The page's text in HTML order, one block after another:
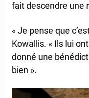
fait descendre une
« Je pense que
Kowallis. « Ils lui
donné une
bien ».